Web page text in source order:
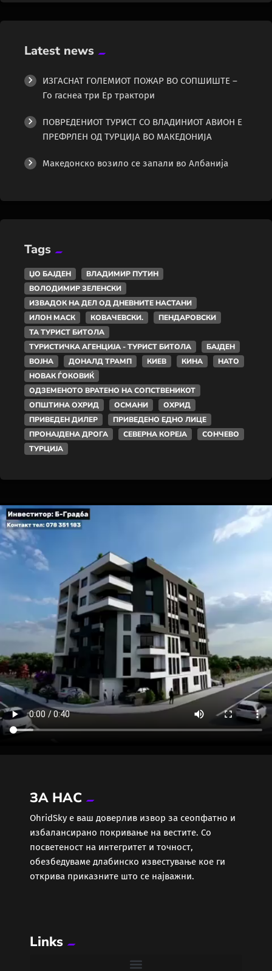
Latest news
ИЗГАСНАТ ГОЛЕМИОТ ПОЖАР ВО СОПШИШТЕ –
Го гаснеа три Ер трактори
ПОВРЕДЕНИОТ ТУРИСТ СО ВЛАДИНИОТ АВИОН Е
ПРЕФРЛЕН ОД ТУРЦИЈА ВО МАКЕДОНИЈА
Македонско возило се запали во Албанија
Tags
ЏО БАЈДЕН
ВЛАДИМИР ПУТИН
ВОЛОДИМИР ЗЕЛЕНСКИ
ИЗВАДОК НА ДЕЛ ОД ДНЕВНИТЕ НАСТАНИ
ИЛОН МАСК
КОВАЧЕВСКИ.
ПЕНДАРОВСКИ
ТА ТУРИСТ БИТОЛА
ТУРИСТИЧКА АГЕНЦИЈА - ТУРИСТ БИТОЛА
БАЈДЕН
ВОЈНА
ДОНАЛД ТРАМП КИЕВ КИНА
НАТО
НОВАК ЃОКОВИЌ
ОДЗЕМЕНОТО ВРАТЕНО НА СОПСТВЕНИКОТ
ОПШТИНА ОХРИД
ОСМАНИ
ОХРИД
ПРИВЕДЕН ДИЛЕР
ПРИВЕДЕНО ЕДНО ЛИЦЕ
ПРОНАЈДЕНА ДРОГА
СЕВЕРНА КОРЕЈА
СОНЧЕВО
ТУРЦИЈА
ЗА НАС
ОhridSky е ваш доверлив извор за сеопфатно и
избалансирано покривање на вестите. Со
посветеност на интегритет и точност,
обезбедуваме длабинско известување кое ги
открива приказните што се најважни.
Links